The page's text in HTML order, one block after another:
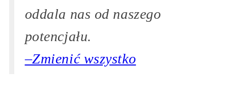
oddala nas od naszego
potencjału.
–Zmienić wszystko